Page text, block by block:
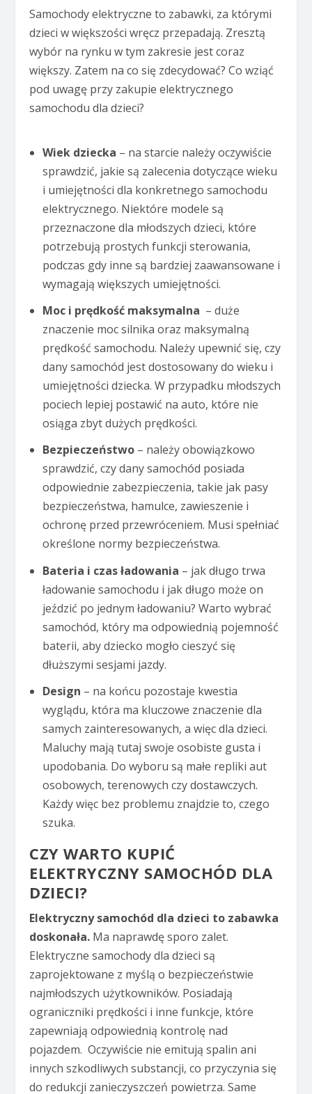
Samochody elektryczne to zabawki, za którymi
dzieci w większości wręcz przepadają. Zresztą
wybór na rynku w tym zakresie jest coraz
większy. Zatem na co się zdecydować? Co wziąć
pod uwagę przy zakupie elektrycznego
samochodu dla dzieci?
Wiek dziecka – na starcie należy oczywiście
sprawdzić, jakie są zalecenia dotyczące wieku
i umiejętności dla konkretnego samochodu
elektrycznego. Niektóre modele są
przeznaczone dla młodszych dzieci, które
potrzebują prostych funkcji sterowania,
podczas gdy inne są bardziej zaawansowane i
wymagają większych umiejętności.
Moc i prędkość maksymalna – duże
znaczenie moc silnika oraz maksymalną
prędkość samochodu. Należy upewnić się, czy
dany samochód jest dostosowany do wieku i
umiejętności dziecka. W przypadku młodszych
pociech lepiej postawić na auto, które nie
osiąga zbyt dużych prędkości.
Bezpieczeństwo– należy obowiązkowo
sprawdzić, czy dany samochód posiada
odpowiednie zabezpieczenia, takie jak pasy
bezpieczeństwa, hamulce, zawieszenie i
ochronę przed przewróceniem. Musi spełniać
określone normy bezpieczeństwa.
Bateria i czas ładowania – jak długo trwa
ładowanie samochodu i jak długo może on
jeździć po jednym ładowaniu? Warto wybrać
samochód, który ma odpowiednią pojemność
baterii, aby dziecko mogło cieszyć się
dłuższymi sesjami jazdy.
Design – na końcu pozostaje kwestia
wyglądu, która ma kluczowe znaczenie dla
samych zainteresowanych, a więc dla dzieci.
Maluchy mają tutaj swoje osobiste gusta i
upodobania. Do wyboru są małe repliki aut
osobowych, terenowych czy dostawczych.
Każdy więc bez problemu znajdzie to, czego
szuka.
CZY WARTO KUPIĆ
ELEKTRYCZNY SAMOCHÓD DLA
DZIECI?
Elektryczny samochód dla dzieci to zabawka
doskonała. Ma naprawdę sporo zalet.
Elektryczne samochody dla dzieci są
zaprojektowane z myślą o bezpieczeństwie
najmłodszych użytkowników. Posiadają
ograniczniki prędkości i inne funkcje, które
zapewniają odpowiednią kontrolę nad
pojazdem. Oczywiście nie emitują spalin ani
innych szkodliwych substancji, co przyczynia się
do redukcji zanieczyszczeń powietrza. Same